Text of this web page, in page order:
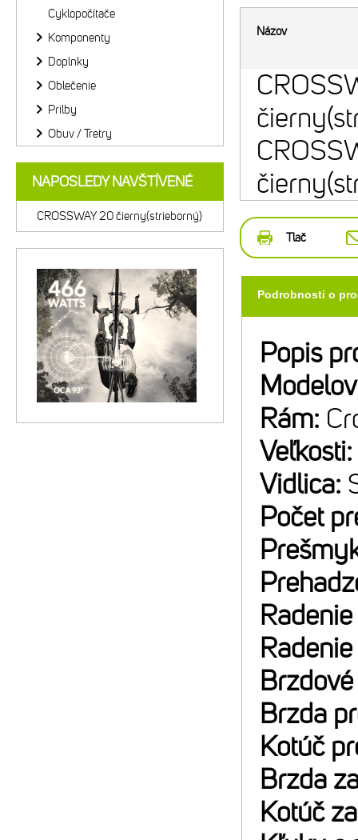
Názov
Tlač
Podrobnosti o
Popis
Rám:
Veľkosti:
Vidlica:
Počet
Brzda
Kotúč
Brzda
Kotúč
Cyklopočítače
Komponenty
Doplnky
Oblečenie
Prilby
Obuv / Tretry
NAPOSLEDY NAVŠTÍVENÉ
CROSSWAY 20 čierny(strieborný)